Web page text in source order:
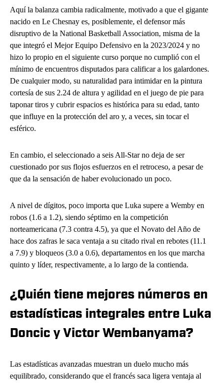
Aquí la balanza cambia radicalmente, motivado a que el gigante
nacido en Le Chesnay es, posiblemente, el defensor más
disruptivo de la National Basketball Association, misma de la
que integró el Mejor Equipo Defensivo en la 2023/2024 y no
hizo lo propio en el siguiente curso porque no cumplió con el
mínimo de encuentros disputados para calificar a los galardones.
De cualquier modo, su naturalidad para intimidar en la pintura
cortesía de sus 2.24 de altura y agilidad en el juego de pie para
taponar tiros y cubrir espacios es histórica para su edad, tanto
que influye en la protección del aro y, a veces, sin tocar el
esférico.
En cambio, el seleccionado a seis All-Star no deja de ser
cuestionado por sus flojos esfuerzos en el retroceso, a pesar de
que da la sensación de haber evolucionado un poco.
A nivel de dígitos, poco importa que Luka supere a Wemby en
robos (1.6 a 1.2), siendo séptimo en la competición
norteamericana (7.3 contra 4.5), ya que el Novato del Año de
hace dos zafras le saca ventaja a su citado rival en rebotes (11.1
a 7.9) y bloqueos (3.0 a 0.6), departamentos en los que marcha
quinto y líder, respectivamente, a lo largo de la contienda.
¿Quién tiene mejores números en
estadísticas integrales entre Luka
Doncic y Victor Wembanyama?
Las estadísticas avanzadas muestran un duelo mucho más
equilibrado, considerando que el francés saca ligera ventaja al